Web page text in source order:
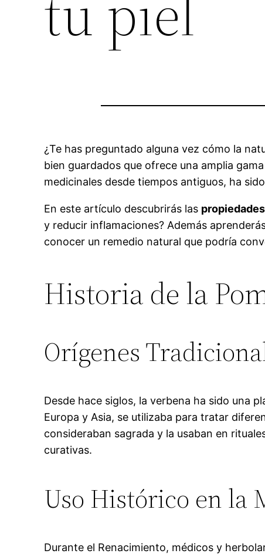
¿Te has preguntado alguna vez cómo la
bien guardados que ofrece una amplia
medicinales desde tiempos antiguos, ha
En este artículo descubrirás las
y reducir inflamaciones? Además
conocer un remedio natural que podría
Historia de la
Orígenes
Desde hace siglos, la verbena ha sido una
Europa y Asia, se utilizaba para tratar
consideraban sagrada y la usaban en
curativas.
Uso Histórico en la
Durante el Renacimiento, médicos y